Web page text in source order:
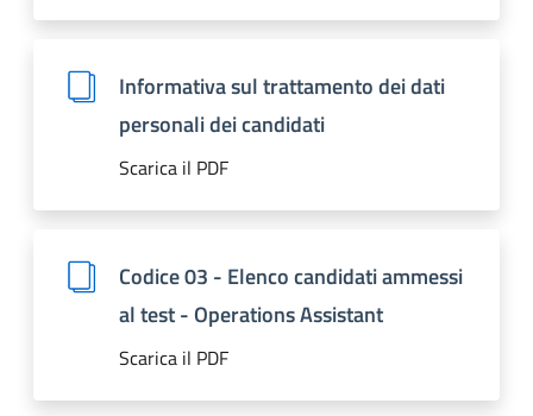
Informativa sul trattamento dei dati
personali dei candidati
Scarica il PDF
Codice 03 - Elenco candidati ammessi
al test - Operations Assistant
Scarica il PDF